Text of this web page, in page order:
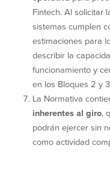
Fintech. Al solicitar
sistemas cumplen
estimaciones para
describir la
funcionamiento y
en los Bloques 2 y
La Normativa
inherentes al giro,
podrán ejercer sin
como actividad